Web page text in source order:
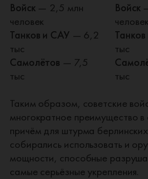
Войск — 2,5 млн
человек
Танков и САУ — 6,2
тыс
Самолётов — 7,5
тыс
Войск
человек
тыс
тыс
Таким образом, советские
многократное преимущество в
причём для штурма
собирались использовать и
мощности, способные
самые серьёзные укрепления.